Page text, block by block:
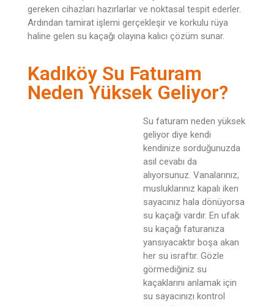
gereken cihazları hazırlarlar ve noktasal tespit ederler.
Ardından tamirat işlemi gerçekleşir ve korkulu rüya
haline gelen su kaçağı olayına kalıcı çözüm sunar.
Kadıköy Su Faturam
Neden Yüksek Geliyor?
Su faturam neden yüksek
geliyor diye kendi
kendinize sorduğunuzda
asıl cevabı da
alıyorsunuz. Vanalarınız,
musluklarınız kapalı iken
sayacınız hala dönüyorsa
su kaçağı vardır. En ufak
su kaçağı faturanıza
yansıyacaktır boşa akan
her su israftır. Gözle
görmediğiniz su
kaçaklarını anlamak için
su sayacınızı kontrol